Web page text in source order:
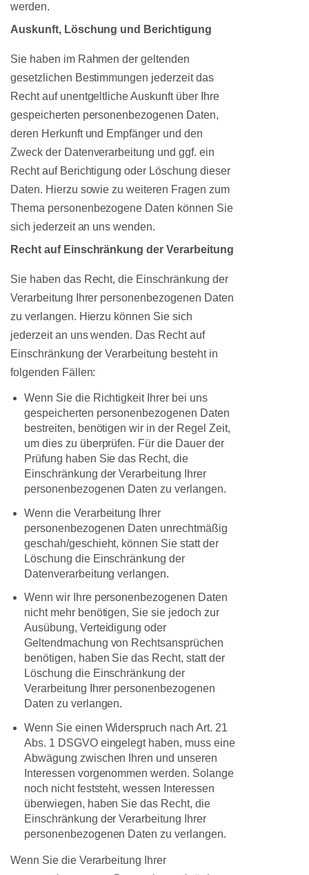
werden.
Auskunft, Löschung und Berichtigung
Sie haben im Rahmen der geltenden
gesetzlichen Bestimmungen jederzeit das
Recht auf unentgeltliche Auskunft über Ihre
gespeicherten personenbezogenen Daten,
deren Herkunft und Empfänger und den
Zweck der Datenverarbeitung und ggf. ein
Recht auf Berichtigung oder Löschung dieser
Daten. Hierzu sowie zu weiteren Fragen zum
Thema personenbezogene Daten können Sie
sich jederzeit an uns wenden.
Recht auf Einschränkung der Verarbeitung
Sie haben das Recht, die Einschränkung der
Verarbeitung Ihrer personenbezogenen Daten
zu verlangen. Hierzu können Sie sich
jederzeit an uns wenden. Das Recht auf
Einschränkung der Verarbeitung besteht in
folgenden Fällen:
Wenn Sie die Richtigkeit Ihrer bei uns
gespeicherten personenbezogenen Daten
bestreiten, benötigen wir in der Regel Zeit,
um dies zu überprüfen. Für die Dauer der
Prüfung haben Sie das Recht, die
Einschränkung der Verarbeitung Ihrer
personenbezogenen Daten zu verlangen.
Wenn die Verarbeitung Ihrer
personenbezogenen Daten unrechtmäßig
geschah/geschieht, können Sie statt der
Löschung die Einschränkung der
Datenverarbeitung verlangen.
Wenn wir Ihre personenbezogenen Daten
nicht mehr benötigen, Sie sie jedoch zur
Ausübung, Verteidigung oder
Geltendmachung von Rechtsansprüchen
benötigen, haben Sie das Recht, statt der
Löschung die Einschränkung der
Verarbeitung Ihrer personenbezogenen
Daten zu verlangen.
Wenn Sie einen Widerspruch nach Art. 21
Abs. 1 DSGVO eingelegt haben, muss eine
Abwägung zwischen Ihren und unseren
Interessen vorgenommen werden. Solange
noch nicht feststeht, wessen Interessen
überwiegen, haben Sie das Recht, die
Einschränkung der Verarbeitung Ihrer
personenbezogenen Daten zu verlangen.
Wenn Sie die Verarbeitung Ihrer